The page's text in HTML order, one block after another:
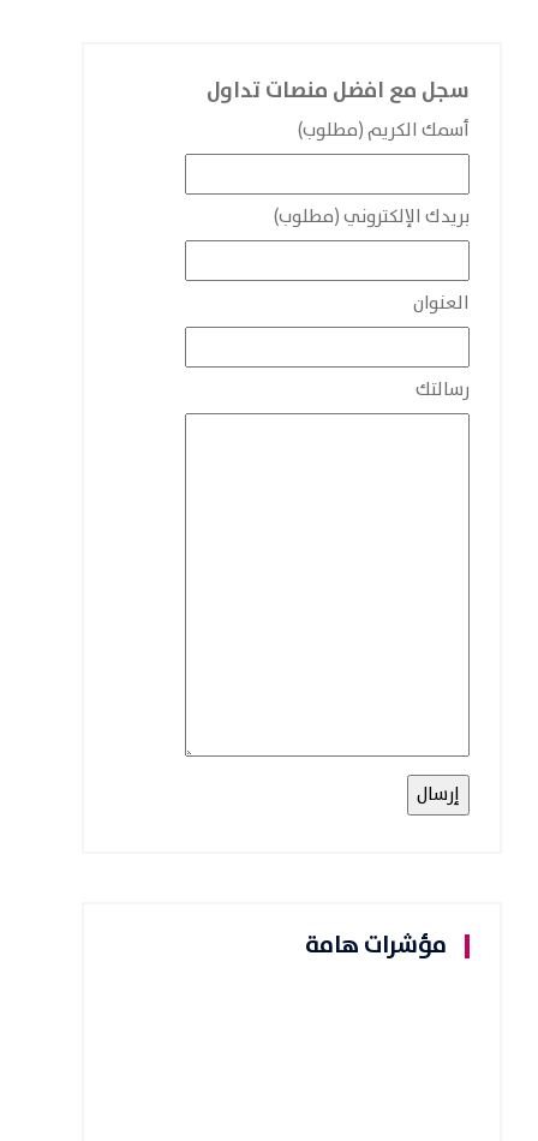
سجل مع افضل منصات تداول
أسمك الكريم (مطلوب)
بريدك الإلكتروني (مطلوب)
العنوان
رسالتك
مؤشرات هامة